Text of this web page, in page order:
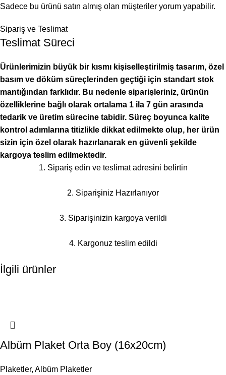
Sadece bu ürünü satın almış olan müşteriler yorum yapabilir.
Sipariş ve Teslimat
Teslimat Süreci
Ürünlerimizin büyük bir kısmı kişiselleştirilmiş tasarım, özel
basım ve döküm süreçlerinden geçtiği için standart stok
mantığından farklıdır. Bu nedenle siparişleriniz, ürünün
özelliklerine bağlı olarak ortalama 1 ila 7 gün arasında
tedarik ve üretim sürecine tabidir. Süreç boyunca kalite
kontrol adımlarına titizlikle dikkat edilmekte olup, her ürün
sizin için özel olarak hazırlanarak en güvenli şekilde
kargoya teslim edilmektedir.
1. Sipariş edin ve teslimat adresini belirtin
2. Siparişiniz Hazırlanıyor
3. Siparişinizin kargoya verildi
4. Kargonuz teslim edildi
İlgili ürünler
Albüm Plaket Orta Boy (16x20cm)
Plaketler, Albüm Plaketler